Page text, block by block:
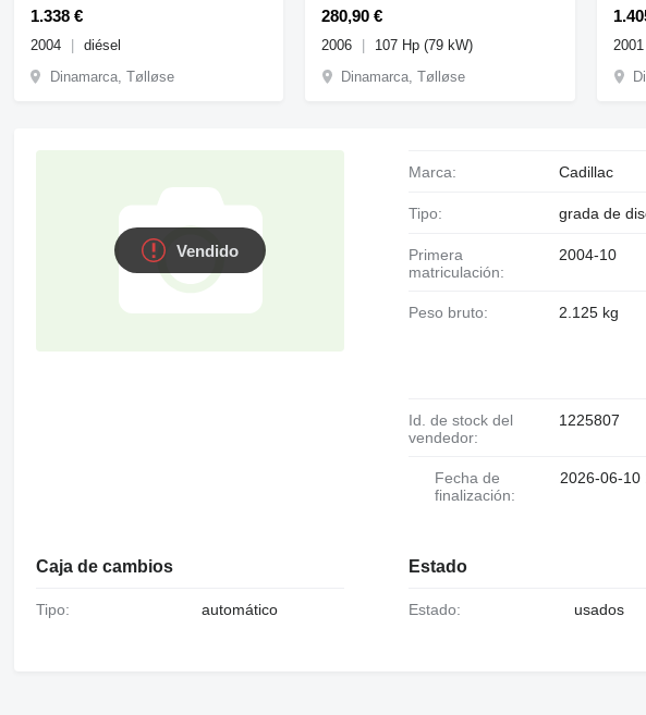
1.338 €
2004
diésel
Dinamarca, Tølløse
280,90 €
2006
107 Hp (79 kW)
Dinamarca, Tølløse
2001
Vendido
Marca: Cadillac
Tipo: grada de
Primera
matriculación:
2004-10
Peso bruto: 2.125 kg
Id. de stock del
vendedor:
1225807
Fecha de
finalización:
2026-06-10
Caja de cambios
Tipo: automático
Estado
Estado: usados